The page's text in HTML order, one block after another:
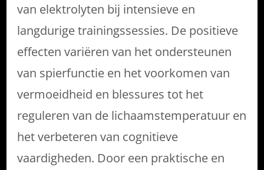
van elektrolyten bij intensieve en
langdurige trainingssessies. De positieve
effecten variëren van het ondersteunen
van spierfunctie en het voorkomen van
vermoeidheid en blessures tot het
reguleren van de lichaamstemperatuur en
het verbeteren van cognitieve
vaardigheden. Door een praktische en